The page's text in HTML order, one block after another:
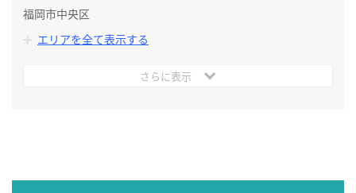
福岡市中央区
エリアを全て表示する
さらに表示